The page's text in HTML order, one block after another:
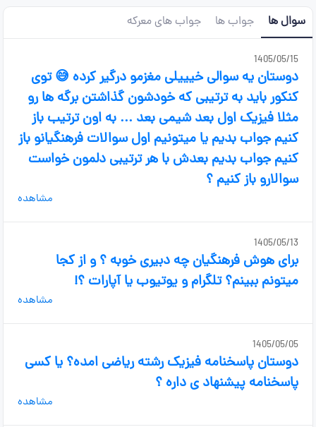
سوال ها جواب ها جواب های معرکه
1405/05/15
دوستان یه سوالی خیییلی مغزمو درگیر کرده 😅 توی
کنکور باید به ترتیبی که خودشون گذاشتن برگه ها رو
مثلا فیزیک اول بعد شیمی بعد ... به اون ترتیب باز
کنیم جواب بدیم یا میتونیم اول سوالات فرهنگیانو باز
کنیم جواب بدیم بعدش با هر ترتیبی دلمون خواست
سوالارو باز کنیم ؟
مشاهده
1405/05/13
برای هوش فرهنگیان چه دبیری خوبه ؟ و از کجا
میتونم ببینم؟ تلگرام و یوتیوب یا آپارات ؟!
مشاهده
1405/05/05
دوستان پاسخنامه فیزیک رشته ریاضی امده؟ یا کسی
پاسخنامه پیشنهاد ی داره ؟
مشاهده